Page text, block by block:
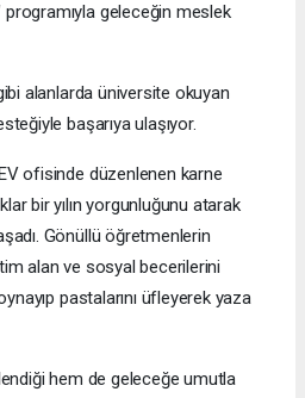
programıyla geleceğin meslek
alanlarda üniversite okuyan
başarıya ulaşıyor.
ofisinde düzenlenen karne
bir yılın yorgunluğunu atarak
Gönüllü öğretmenlerin
alan ve sosyal becerilerini
pastalarını üfleyerek yaza
hem de geleceğe umutla